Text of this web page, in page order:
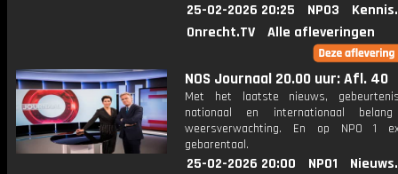
25-02-2026 20:25 NPO3
Onrecht.TV
Alle afleveringen
NOS Journaal 20.00 uur: Afl. 40
Met het laatste nieuws,
nationaal en internationaal
weersverwachting. En op NPO 1
gebarentaal.
25-02-2026 20:00 NPO1